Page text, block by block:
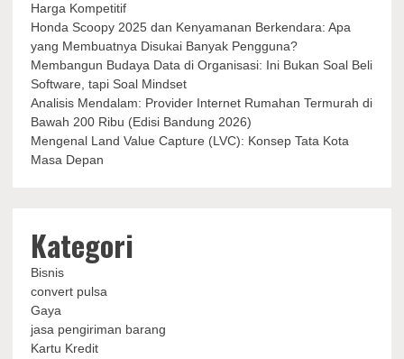
Harga Kompetitif
Honda Scoopy 2025 dan Kenyamanan Berkendara: Apa
yang Membuatnya Disukai Banyak Pengguna?
Membangun Budaya Data di Organisasi: Ini Bukan Soal Beli
Software, tapi Soal Mindset
Analisis Mendalam: Provider Internet Rumahan Termurah di
Bawah 200 Ribu (Edisi Bandung 2026)
Mengenal Land Value Capture (LVC): Konsep Tata Kota
Masa Depan
Kategori
Bisnis
convert pulsa
Gaya
jasa pengiriman barang
Kartu Kredit